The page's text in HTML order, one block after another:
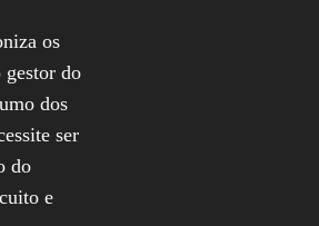
os
gestor do
dos
ser
do
e